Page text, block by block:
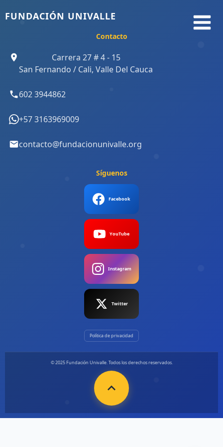
alFUNDACIÓN UNIVALLE
Contacto
Carrera 27 # 4 - 15
San Fernando / Cali, Valle Del Cauca
602 3944862
+57 3163969009
contacto@fundacionunivalle.org
Síguenos
Facebook
YouTube
Instagram
Twitter
Política de privacidad
© 2025 Fundación Univalle. Todos los derechos reservados.